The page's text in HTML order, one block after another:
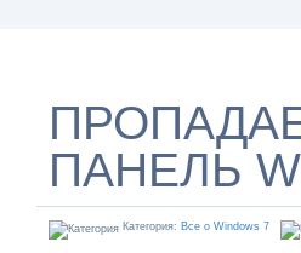
ПАНЕЛЬ
Категория: Все о Windows 7